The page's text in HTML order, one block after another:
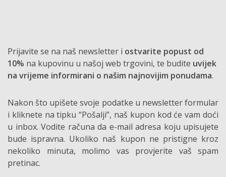
Prijavite se na naš newsletter i ostvarite popust od
10% na kupovinu u našoj web trgovini, te budite uvijek
na vrijeme informirani o našim najnovijim ponudama.
Nakon što upišete svoje podatke u newsletter formular
i kliknete na tipku “Pošalji”, naš kupon kod će vam doći
u inbox. Vodite računa da e-mail adresa koju upisujete
bude ispravna. Ukoliko naš kupon ne pristigne kroz
nekoliko minuta, molimo vas provjerite vaš spam
pretinac.